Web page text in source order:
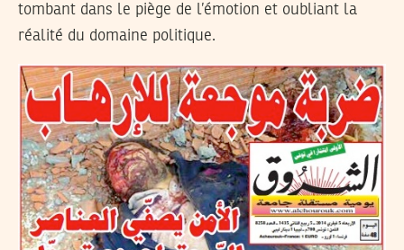
tombant dans le piège de l’émotion et oubliant la
réalité du domaine politique.